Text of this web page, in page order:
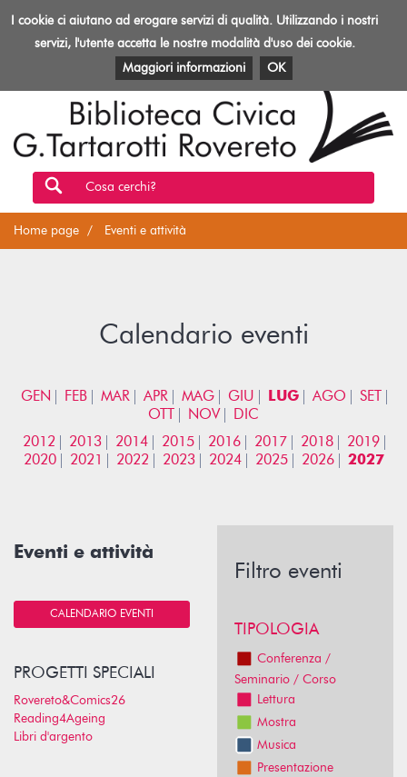
Toggle
Biblioteca
Rovereto
EVENTI E ATTIVITÀ PATRIMONIO E RISORSE
Cosa cerchi?
Home page Eventi e attività
Calendario eventi
GEN FEB MAR APR MAG GIU LUG AGO
SET
OTT
NOV
DIC
2012
2013 2014 2015 2016 2017 2018
2019
2020
2021 2022 2023 2024 2025 2026 2027
Eventi e attività
CALENDARIO EVENTI
PROGETTI SPECIALI
Rovereto&Comics26
Reading4Ageing
Libri d'argento
Filtro eventi
TIPOLOGIA
Conferenza /
Seminario / Corso
Lettura
Mostra
Musica
Presentazione
I cookie ci aiutano ad erogare servizi di qualità. Utilizzando i nostri
servizi, l'utente accetta le nostre modalità d'uso dei cookie.
Maggiori informazioni
OK